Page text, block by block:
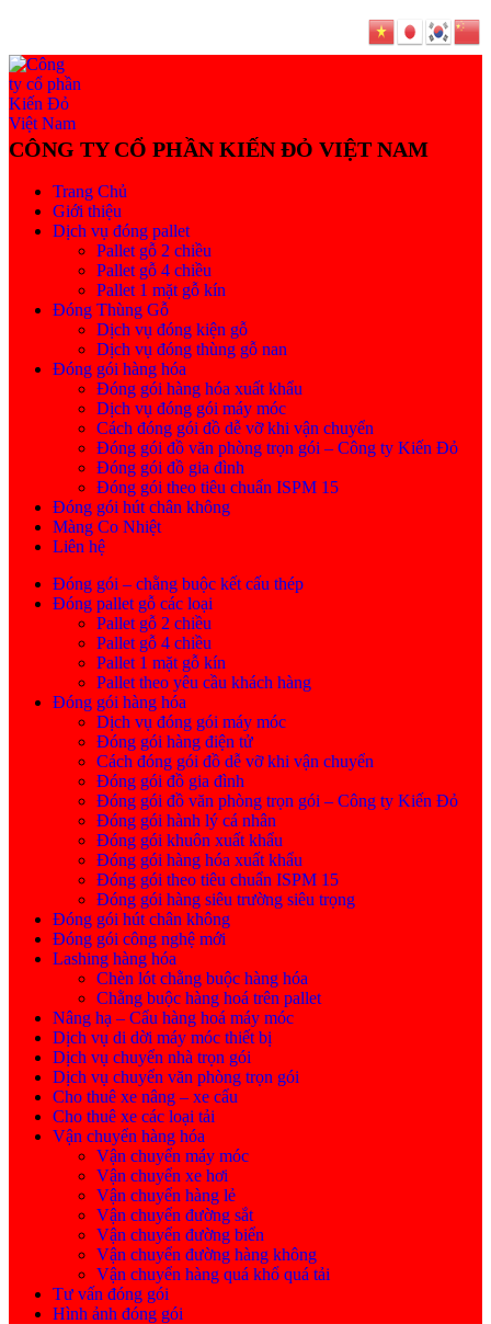
Trang Chủ
Giới thiệu
Dịch vụ đóng pallet
Pallet gỗ 2 chiều
Pallet gỗ 4 chiều
Pallet 1 mặt gỗ kín
Đóng Thùng Gỗ
Dịch vụ đóng kiện gỗ
Dịch vụ đóng thùng gỗ nan
Đóng gói hàng hóa
Đóng gói hàng hóa xuất khẩu
Dịch vụ đóng gói máy móc
Cách đóng gói đồ dễ vỡ khi vận chuyển
Đóng gói đồ văn phòng trọn gói – Công ty Kiến Đỏ
Đóng gói đồ gia đình
Đóng gói theo tiêu chuẩn ISPM 15
Đóng gói hút chân không
Màng Co Nhiệt
Liên hệ
Đóng gói – chằng buộc kết cấu thép
Đóng pallet gỗ các loại
Pallet gỗ 2 chiều
Pallet gỗ 4 chiều
Pallet 1 mặt gỗ kín
Pallet theo yêu cầu khách hàng
Đóng gói hàng hóa
Dịch vụ đóng gói máy móc
Đóng gói hàng điện tử
Cách đóng gói đồ dễ vỡ khi vận chuyển
Đóng gói đồ gia đình
Đóng gói đồ văn phòng trọn gói – Công ty Kiến Đỏ
Đóng gói hành lý cá nhân
Đóng gói khuôn xuất khẩu
Đóng gói hàng hóa xuất khẩu
Đóng gói theo tiêu chuẩn ISPM 15
Đóng gói hàng siêu trường siêu trọng
Đóng gói hút chân không
Đóng gói công nghệ mới
Lashing hàng hóa
Chèn lót chằng buộc hàng hóa
Chằng buộc hàng hoá trên pallet
Nâng hạ – Cẩu hàng hoá máy móc
Dịch vụ di dời máy móc thiết bị
Dịch vụ chuyển nhà trọn gói
Dịch vụ chuyển văn phòng trọn gói
Cho thuê xe nâng – xe cẩu
Cho thuê xe các loại tải
Vận chuyển hàng hóa
Vận chuyển máy móc
Vận chuyển xe hơi
Vận chuyển hàng lẻ
Vận chuyển đường sắt
Vận chuyển đường biển
Vận chuyển đường hàng không
Vận chuyển hàng quá khổ quá tải
Tư vấn đóng gói
Hình ảnh đóng gói